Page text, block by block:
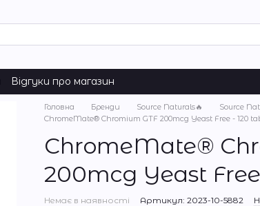
Відгуки про магазин
Головна Бренди Source Naturals🔥
Source
ChromeMate® Chromium GTF 200mcg Yeast Free - 120
ChromeMate®
200mcg Yeast
Немає в наявності Артикул: 2023-10-5882